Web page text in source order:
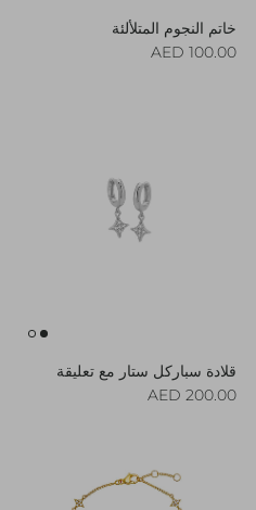
خاتم النجوم المتلألئة
Regular price
100.00 AED
قلادة سباركل ستار مع تعليقة
Regular price
200.00 AED